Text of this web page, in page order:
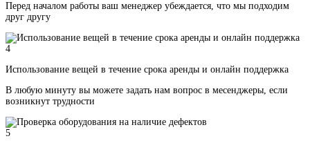
Перед началом работы ваш менеджер убеждается, что мы подходим
друг другу
4
Использование вещей в течение срока аренды и онлайн поддержка
В любую минуту вы можете задать нам вопрос в месенджеры, если
возникнут трудности
5